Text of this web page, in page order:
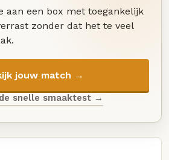
aan een box met toegankelijk
zonder dat het te veel
jouw match →
snelle smaaktest →